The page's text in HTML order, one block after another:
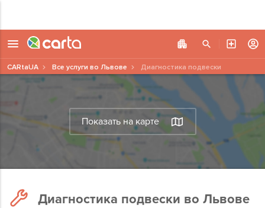
Показать на карте
CARtaUA Все услуги во Львове Диагностика подвески
Диагностика подвески во Львове